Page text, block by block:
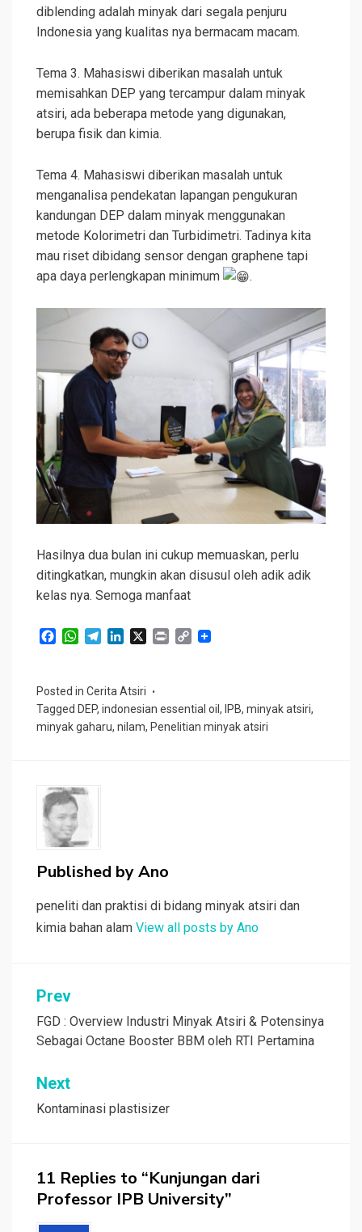
diblending adalah minyak dari segala penjuru
Indonesia yang kualitas nya bermacam macam.
Tema 3. Mahasiswi diberikan masalah untuk
memisahkan DEP yang tercampur dalam minyak
atsiri, ada beberapa metode yang digunakan,
berupa fisik dan kimia.
Tema 4. Mahasiswi diberikan masalah untuk
menganalisa pendekatan lapangan pengukuran
kandungan DEP dalam minyak menggunakan
metode Kolorimetri dan Turbidimetri. Tadinya kita
mau riset dibidang sensor dengan graphene tapi
apa daya perlengkapan minimum
.
Hasilnya dua bulan ini cukup memuaskan, perlu
ditingkatkan, mungkin akan disusul oleh adik adik
kelas nya. Semoga manfaat
e
b
o
o
W
s
A
p
e
g
r
a
k
e
d
I
C
i
n
Posted in Cerita Atsiri
Tagged DEP, indonesian essential oil , IPB, minyak atsiri,
minyak gaharu, nilam, Penelitian minyak atsiri
Published byAno
peneliti dan praktisi di bidang minyak atsiri dan
kimia bahan alam View all posts by Ano
Post
navigation
Prev
FGD : Overview Industri Minyak Atsiri & Potensinya
Sebagai Octane Booster BBM oleh RTI Pertamina
Next
Kontaminasi plastisizer
11 Replies to “Kunjungan dari
Professor IPB University”